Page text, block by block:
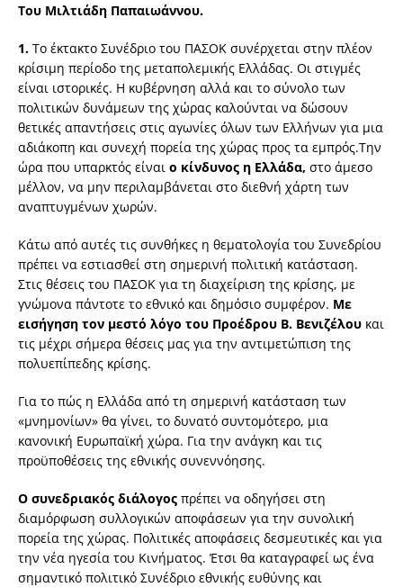
Του Μιλτιάδη Παπαιωάννου.
1. Το έκτακτο Συνέδριο του ΠΑΣΟΚ συνέρχεται στην πλέον
κρίσιμη περίοδο της μεταπολεμικής Ελλάδας. Οι στιγμές
είναι ιστορικές. Η κυβέρνηση αλλά και το σύνολο των
πολιτικών δυνάμεων της χώρας καλούνται να δώσουν
θετικές απαντήσεις στις αγωνίες όλων των Ελλήνων για μια
αδιάκοπη και συνεχή πορεία της χώρας προς τα εμπρός.Την
ώρα που υπαρκτός είναι ο κίνδυνος η Ελλάδα, στο άμεσο
μέλλον, να μην περιλαμβάνεται στο διεθνή χάρτη των
αναπτυγμένων χωρών.
Κάτω από αυτές τις συνθήκες η θεματολογία του Συνεδρίου
πρέπει να εστιασθεί στη σημερινή πολιτική κατάσταση.
Στις θέσεις του ΠΑΣΟΚ για τη διαχείριση της κρίσης, με
γνώμονα πάντοτε το εθνικό και δημόσιο συμφέρον. Με
εισήγηση τον μεστό λόγο του Προέδρου Β. Βενιζέλου και
τις μέχρι σήμερα θέσεις μας για την αντιμετώπιση της
πολυεπίπεδης κρίσης.
Για το πώς η Ελλάδα από τη σημερινή κατάσταση των
«μνημονίων» θα γίνει, το δυνατό συντομότερο, μια
κανονική Ευρωπαϊκή χώρα. Για την ανάγκη και τις
προϋποθέσεις της εθνικής συνεννόησης.
Ο συνεδριακός διάλογος πρέπει να οδηγήσει στη
διαμόρφωση συλλογικών αποφάσεων για την συνολική
πορεία της χώρας. Πολιτικές αποφάσεις δεσμευτικές και για
την νέα ηγεσία του Κινήματος. Έτσι θα καταγραφεί ως ένα
σημαντικό πολιτικό Συνέδριο εθνικής ευθύνης και